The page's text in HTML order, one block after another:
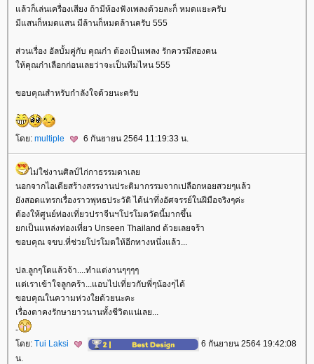
ล้วก็เล่นเครื่องเสียง ถ้ามีห้องฟังเพลงด้วยละก็ หมดแยะครับ
มีแสนก็หมดแสน มีล้านก็หมดล้านครับ 555
ส่วนเรื่อง อัลบั้มคู่กับ คุณก๋า ต้องเป็นเพลง รักควรมีสองคน
ห้คุณก๋าเลือกก่อนเลยว่าจะเป็นทีมไหน 555
ขอบคุณสำหรับกำลังใจด้วยนะครับ
ดย: multiple 6 กันยายน 2564 11:19:33 น.
ไม่ใช่งานศิลป์ไก่กาธรรมดาเล
นอกจากไอเดียสร้างสรรงานประติมากรรมจากเปลือกหอยสวยๆแล้ว
ังสอดแทรกเรื่องราวพุทธประวัติ ได้น่าทึ่งอัศจรรย์ในฝีมือจริงๆค่ะ
ต้องให้ศูนย์ท่องเที่ยวปราจีนฯโปรโมตวัดนี้มากขึ้น
กเป็นแหล่งท่องเที่ยว Unseen Thailand ด้วยเลยจร้า
ขอบคุณ จขบ.ที่ช่วยโปรโมตให้อีกทางหนึ่งแล้ว...
ปล.ลูกๆโตแล้วจ้า....ทำแต่งานๆๆๆๆ
ต่เราเข้าใจลูกคร้า...แอบไปเที่ยวกับพี่ๆน้องๆได้
ขอบคุณในความห่วงใยด้วยนะคะ
เรื่องตาคงรักษายาวนานทั้งชีวิตแน่เลย...
-
ดย: Tui Laksi
6 กันยายน 2564 19:42:08
น.